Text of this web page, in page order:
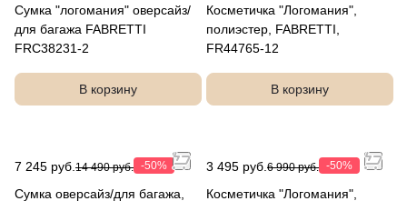
Сумка "логомания" оверсайз/
для багажа FABRETTI
FRC38231-2
В корзину
Косметичка "Логомания",
полиэстер, FABRETTI,
FR44765-12
В корзину
7 245 руб. 14 490 руб. -50%
Сумка оверсайз/для багажа,
3 495 руб. 6 990 руб. -50%
Косметичка "Логомания",